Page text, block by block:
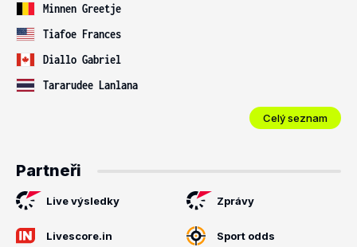
Minnen Greetje
Tiafoe Frances
Diallo Gabriel
Tararudee Lanlana
Celý seznam
Partneři
Live výsledky Zprávy
Livescore.in Sport odds